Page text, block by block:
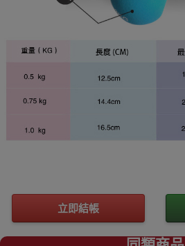
立即結帳